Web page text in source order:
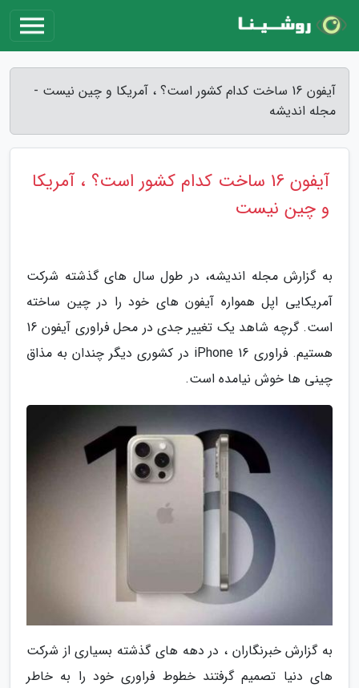
آیفون 16 ساخت کدام کشور است؟ ، آمریکا و چین نیست -
مجله اندیشه
آیفون 16 ساخت کدام کشور است؟ ، آمریکا
و چین نیست
به گزارش مجله اندیشه، در طول سال های گذشته شرکت
آمریکایی اپل همواره آیفون های خود را در چین ساخته
است. گرچه شاهد یک تغییر جدی در محل فراوری آیفون 16
هستیم. فراوری iPhone 16 در کشوری دیگر چندان به مذاق
چینی ها خوش نیامده است.
به گزارش خبرنگاران ، در دهه های گذشته بسیاری از شرکت
های دنیا تصمیم گرفتند خطوط فراوری خود را به خاطر